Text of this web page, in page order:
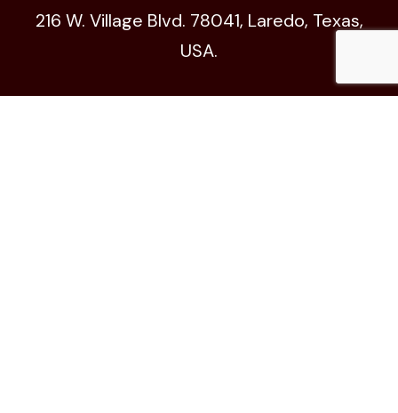
216 W. Village Blvd. 78041, Laredo, Texas,
USA.